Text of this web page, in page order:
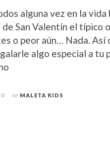
alguna vez en la vida
San Valentín el típico
o peor aún… Nada. Así
algo especial a tu
en MALETA KIDS